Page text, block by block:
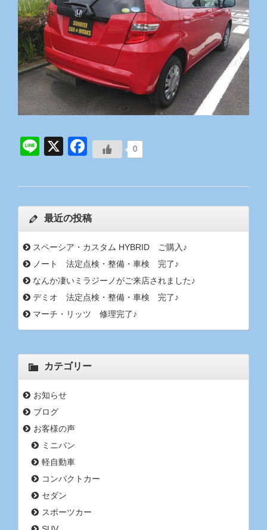
0
Line
X Facebook
最近の投稿
スペーシア・カスタム HYBRID ご購入♪
ノート 法定点検・整備・車検 完了♪
なんか凄いミラジーノがご来店されました♪
デミオ 法定点検・整備・車検 完了♪
マーチ・リッツ 修理完了♪
カテゴリー
お知らせ
ブログ
お客様の声
ミニバン
軽自動車
コンパクトカー
セダン
スポーツカー